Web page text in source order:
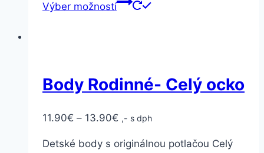
Výber možností
Body Rodinné- Celý ocko
11.90€ – 13.90€ ,- s dph
Detské body s originálnou potlačou Celý